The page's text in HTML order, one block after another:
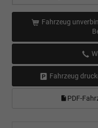
Fahrzeug
Fahrzeug
PDF-